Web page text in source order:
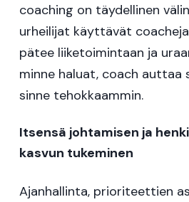
coaching on täydellinen
urheilijat käyttävät
pätee liiketoimintaan ja
minne haluat, coach auttaa
sinne tehokkaammin.
Itsensä johtamisen ja
kasvun tukeminen
Ajanhallinta, prioriteettien